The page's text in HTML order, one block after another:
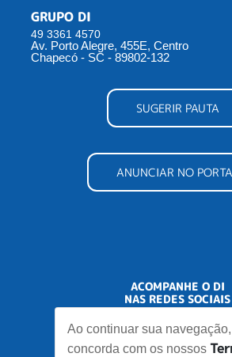
Ao continuar sua
concorda com os nossos
GRUPO DI
49 3361 4570
Av. Porto Alegre, 455E, Centro
Chapecó - SC - 89802-132
SUGERIR PAUTA
ANUNCIAR NO
ACOMPANHE O DI
NAS REDES SOCIAIS